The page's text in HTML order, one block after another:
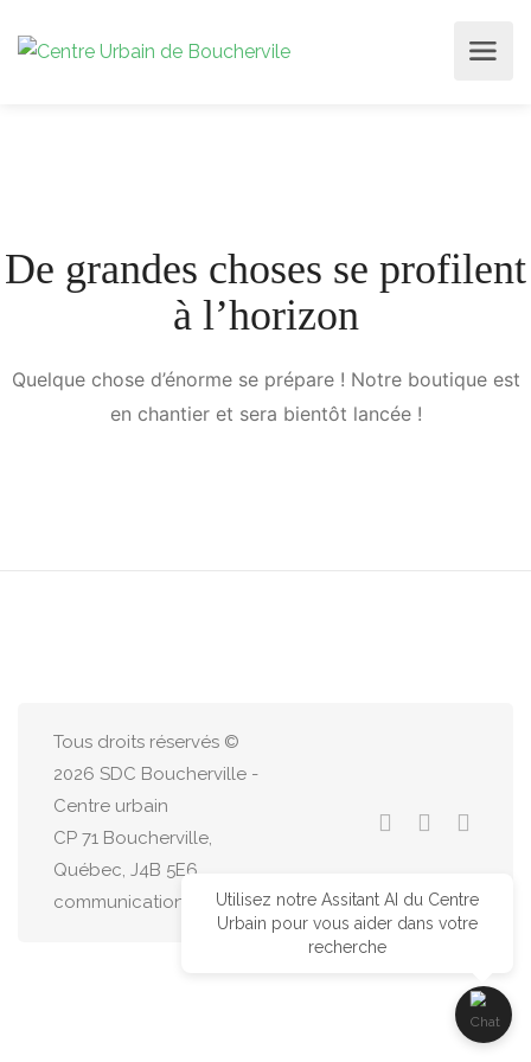
De grandes choses se profilent
à l’horizon
Quelque chose d’énorme se prépare ! Notre boutique est
en chantier et sera bientôt lancée !
Tous droits réservés ©
2026 SDC Boucherville -
Centre urbain
CP 71 Boucherville,
Québec, J4B 5E6
communications@centreurbain.caUtilisez notre Assitant AI du Centre
Urbain pour vous aider dans votre
recherche